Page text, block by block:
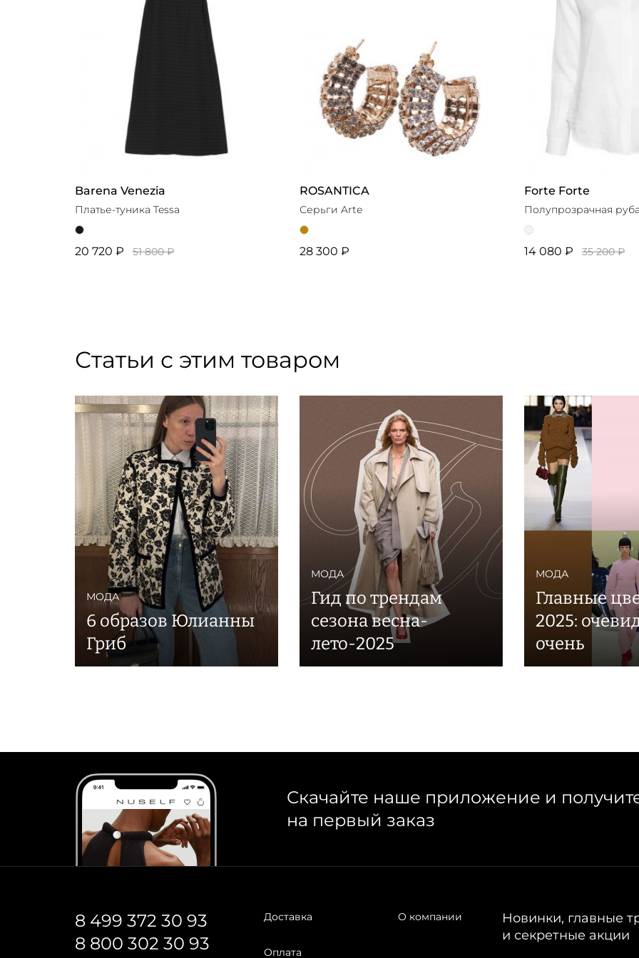
Barena Venezia
Платье-туника Tessa
20 720 ₽ 51 800 ₽
ROSANTICA
Серьги Arte
28 300 ₽
Forte Forte
Полупрозрачная
14 080 ₽ 35 200 ₽
Статьи с этим товаром
МОДА
6 образов Юлианны
Гриб
МОДА
Гид по трендам
сезона весна-
лето-2025
МОДА
Главные
2025:
очень
Скачайте наше приложение и
на первый заказ
8 499 372 30 93
8 800 302 30 93
Доставка
Оплата
О компании
Новинки, главные
и секретные акции